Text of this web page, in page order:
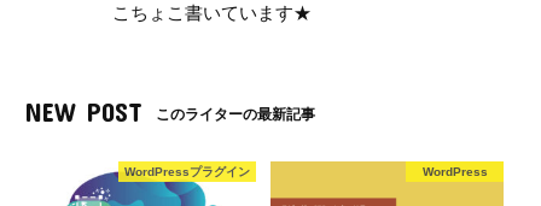
こちょこ書いています★
NEW POST このライターの最新記事
WordPressプラグイン WordPress